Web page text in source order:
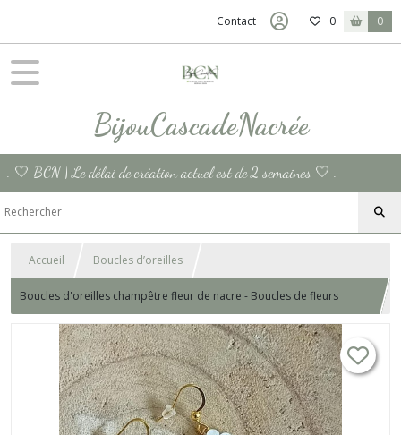
Contact 0 0
BijouCascadeNacrée
. 🤍 BCN | Le délai de création actuel est de 2 semaines 🤍 .
Accueil Boucles d’oreilles
Boucles d'oreilles champêtre fleur de nacre - Boucles de fleurs
mariage perles - bijou de nacre or perles nacrées fait main fine
chaîne en acier mariée